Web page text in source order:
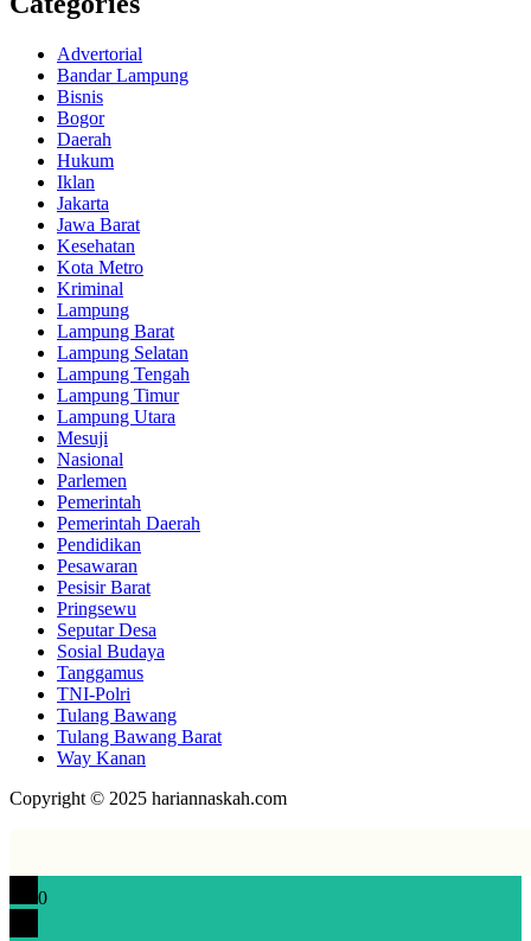
Advertorial
Bandar Lampung
Bisnis
Bogor
Daerah
Hukum
Iklan
Jakarta
Jawa Barat
Kesehatan
Kota Metro
Kriminal
Lampung
Lampung Barat
Lampung Selatan
Lampung Tengah
Lampung Timur
Lampung Utara
Mesuji
Nasional
Parlemen
Pemerintah
Pemerintah Daerah
Pendidikan
Pesawaran
Pesisir Barat
Pringsewu
Seputar Desa
Sosial Budaya
Tanggamus
TNI-Polri
Tulang Bawang
Tulang Bawang Barat
Way Kanan
Copyright © 2025 hariannaskah.com
0